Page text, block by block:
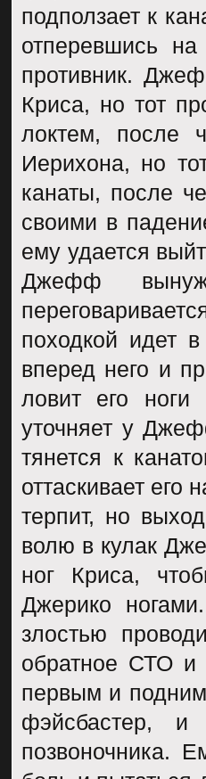
подползает к
отперевшись
противник.
Криса, но тот
локтем, после
Иерихона, но
канаты, после
своими в
ему удается
Джефф
походкой идет
вперед него и
ловит его
уточняет у
тянется к
оттаскивает
терпит, но
волю в кулак
ног Криса,
Джерико
злостью
обратное СТО и
первым и
фэйсбастер,
позвоночника.